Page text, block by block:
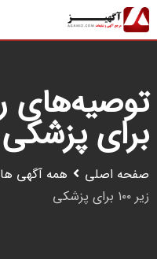
پرش
به
برای پزشکی
صفحه اصلی همه آگهی ها
زیر ۱۰۰ برای پزشکی